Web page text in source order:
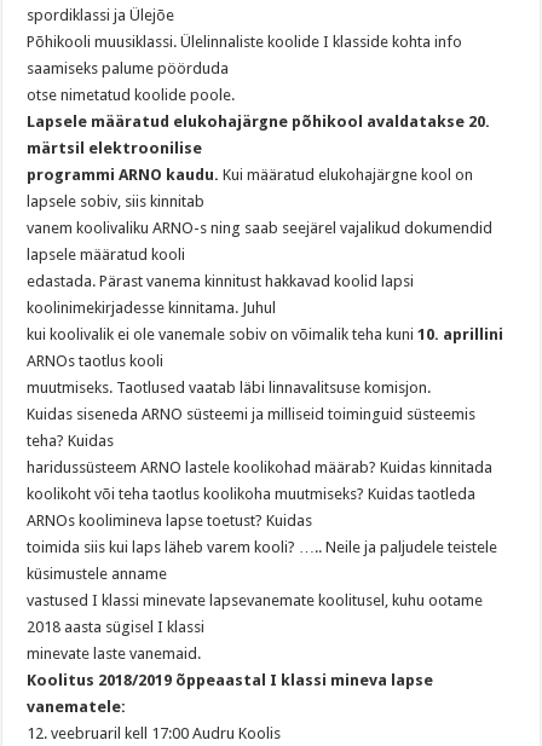
spordiklassi ja Ülejõe
Põhikooli muusiklassi. Ülelinnaliste koolide I klasside kohta info
saamiseks palume pöörduda
otse nimetatud koolide poole.
Lapsele määratud elukohajärgne põhikool avaldatakse 20.
märtsil elektroonilise
programmi ARNO kaudu. Kui määratud elukohajärgne kool on
lapsele sobiv, siis kinnitab
vanem koolivaliku ARNO-s ning saab seejärel vajalikud dokumendid
lapsele määratud kooli
edastada. Pärast vanema kinnitust hakkavad koolid lapsi
koolinimekirjadesse kinnitama. Juhul
kui koolivalik ei ole vanemale sobiv on võimalik teha kuni10. aprillini
ARNOs taotlus kooli
muutmiseks. Taotlused vaatab läbi linnavalitsuse komisjon.
Kuidas siseneda ARNO süsteemi ja milliseid toiminguid süsteemis
teha? Kuidas
haridussüsteem ARNO lastele koolikohad määrab? Kuidas kinnitada
koolikoht või teha taotlus koolikoha muutmiseks? Kuidas taotleda
ARNOs koolimineva lapse toetust? Kuidas
toimida siis kui laps läheb varem kooli? ….. Neile ja paljudele teistele
küsimustele anname
vastused I klassi minevate lapsevanemate koolitusel, kuhu ootame
2018 aasta sügisel I klassi
minevate laste vanemaid.
Koolitus 2018/2019 õppeaastal I klassi mineva lapse
vanematele:
12. veebruaril kell 17:00 Audru Koolis